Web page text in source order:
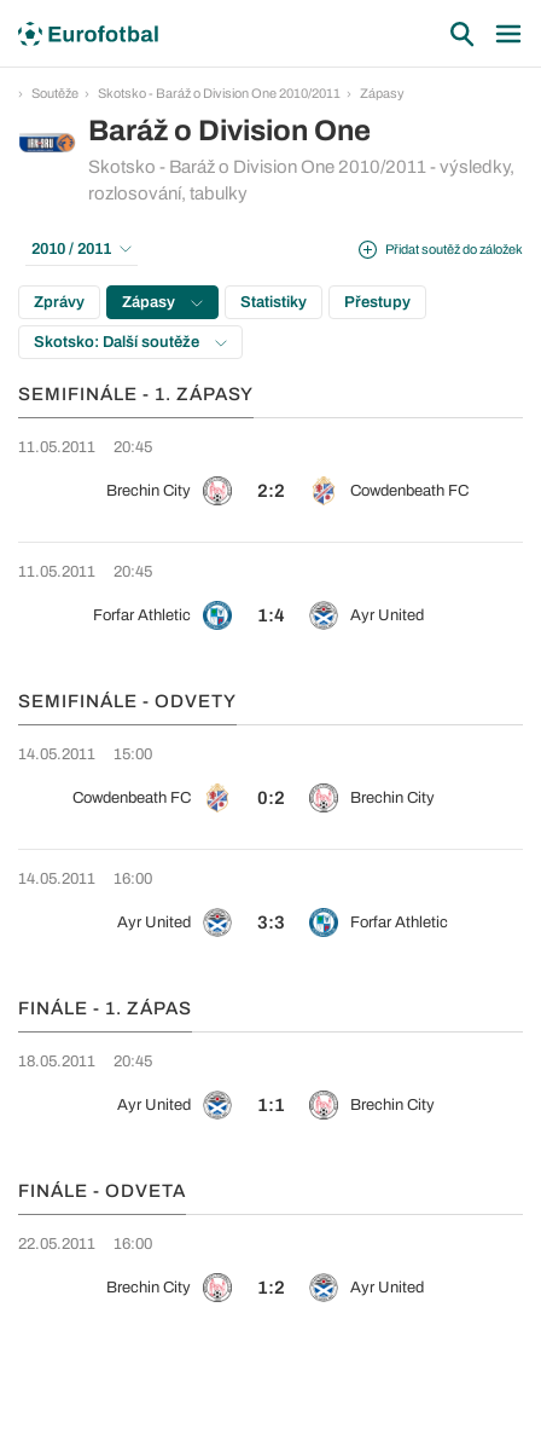
Soutěže Skotsko - Baráž o Division One 2010/2011 Zápasy
Baráž o Division One
Skotsko - Baráž o Division One 2010/2011 - výsledky,
rozlosování, tabulky
Přidat soutěž do záložek
2010 / 2011
Zprávy Zápasy Statistiky Přestupy
Skotsko: Další soutěže
SEMIFINÁLE - 1. ZÁPASY
11.05.2011 20:45
Brechin City 2:2 Cowdenbeath FC
11.05.2011 20:45
Forfar Athletic 1:4 Ayr United
SEMIFINÁLE - ODVETY
14.05.2011 15:00
Cowdenbeath FC 0:2 Brechin City
14.05.2011 16:00
Ayr United 3:3 Forfar Athletic
FINÁLE - 1. ZÁPAS
18.05.2011 20:45
Ayr United 1:1 Brechin City
FINÁLE - ODVETA
22.05.2011 16:00
Brechin City 1:2 Ayr United